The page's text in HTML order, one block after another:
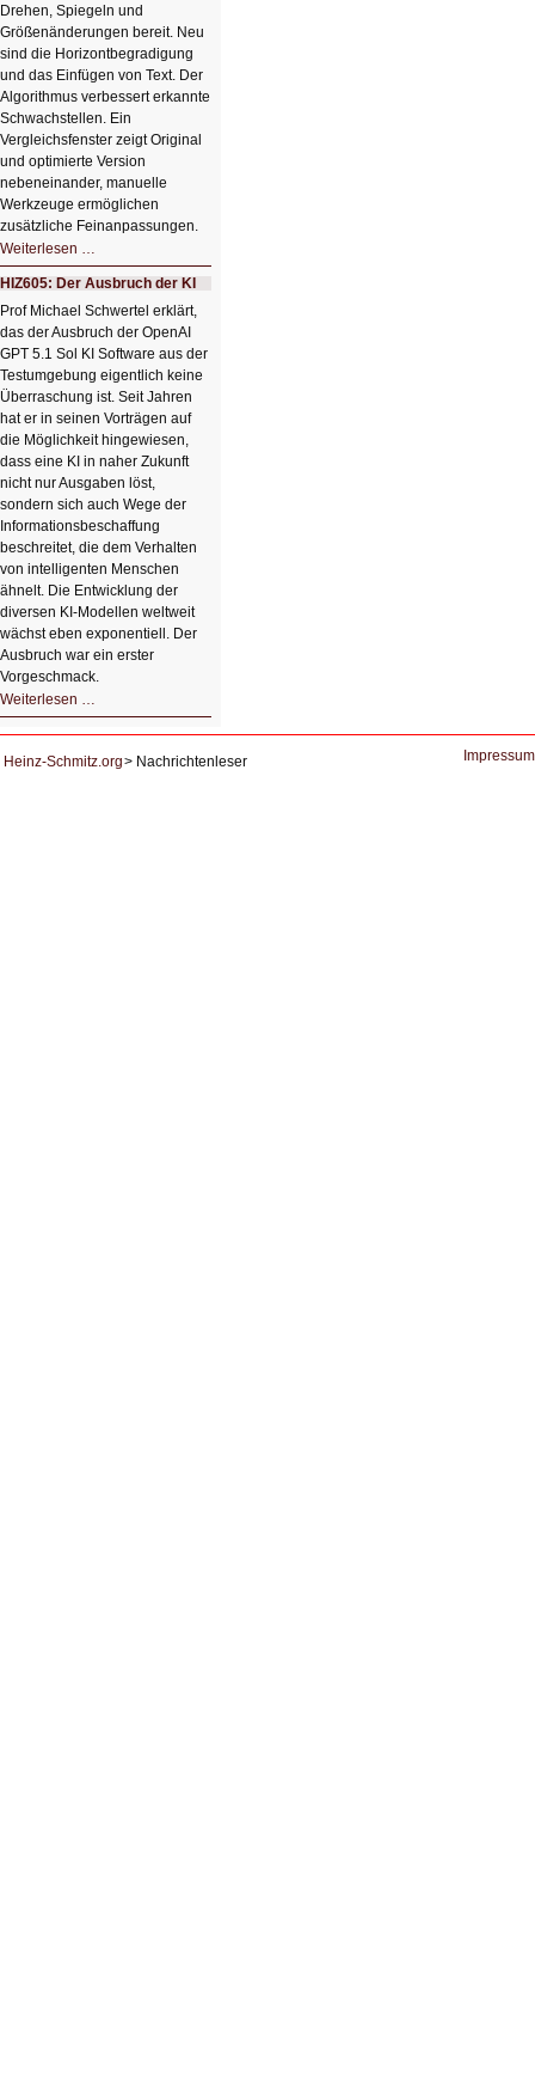
Drehen, Spiegeln und
Größenänderungen bereit. Neu
sind die Horizontbegradigung
und das Einfügen von Text. Der
Algorithmus verbessert erkannte
Schwachstellen. Ein
Vergleichsfenster zeigt Original
und optimierte Version
nebeneinander, manuelle
Werkzeuge ermöglichen
zusätzliche Feinanpassungen.
Weiterlesen …
Bildverschönerung
mit
einem
Klick
HIZ606:
Bildverschönerung
mit
einem
Klick
HIZ605: Der Ausbruch der KI
Prof Michael Schwertel erklärt,
das der Ausbruch der OpenAI
GPT 5.1 Sol KI Software aus der
Testumgebung eigentlich keine
Überraschung ist. Seit Jahren
hat er in seinen Vorträgen auf
die Möglichkeit hingewiesen,
dass eine KI in naher Zukunft
nicht nur Ausgaben löst,
sondern sich auch Wege der
Informationsbeschaffung
beschreitet, die dem Verhalten
von intelligenten Menschen
ähnelt. Die Entwicklung der
diversen KI-Modellen weltweit
wächst eben exponentiell. Der
Ausbruch war ein erster
Vorgeschmack.
Weiterlesen …
Der
KI
Heinz-Schmitz.org Nachrichtenleser Impressum